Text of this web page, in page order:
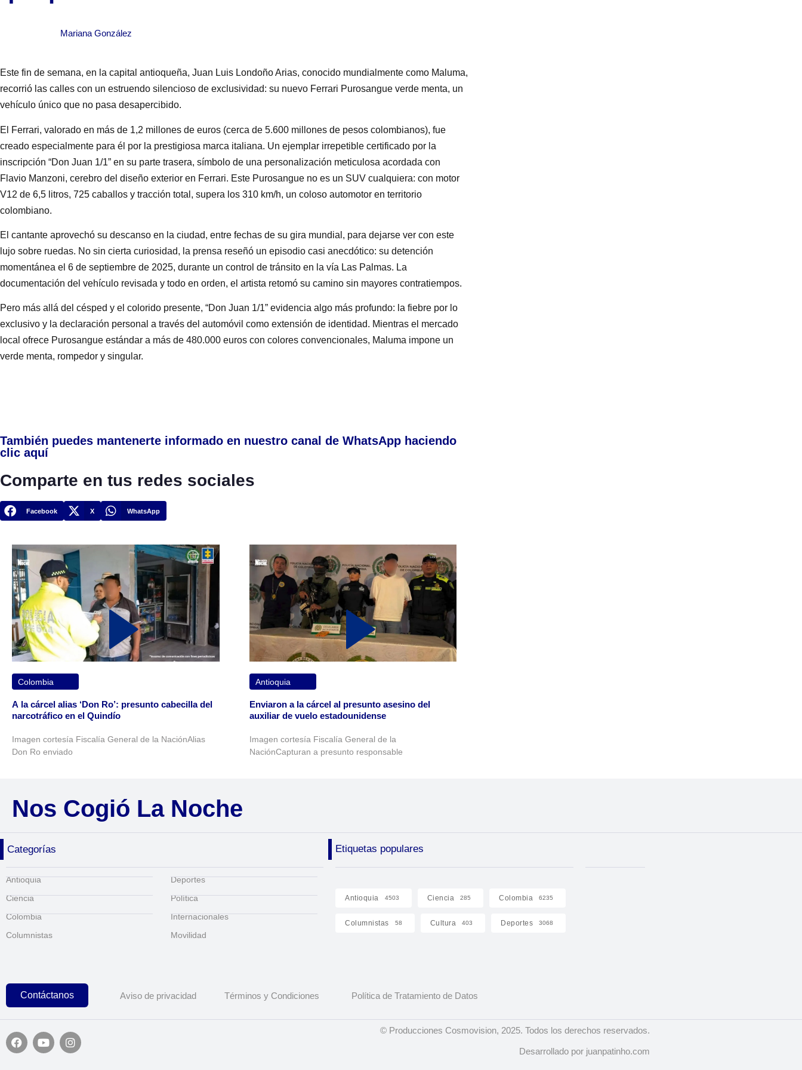
Mariana González
Este fin de semana, en la capital antioqueña, Juan Luis Londoño Arias, conocido mundialmente como Maluma,
recorrió las calles con un estruendo silencioso de exclusividad: su nuevo Ferrari Purosangue verde menta, un
vehículo único que no pasa desapercibido.
El Ferrari, valorado en más de 1,2 millones de euros (cerca de 5.600 millones de pesos colombianos), fue
creado especialmente para él por la prestigiosa marca italiana. Un ejemplar irrepetible certificado por la
inscripción “Don Juan 1/1” en su parte trasera, símbolo de una personalización meticulosa acordada con
Flavio Manzoni, cerebro del diseño exterior en Ferrari. Este Purosangue no es un SUV cualquiera: con motor
V12 de 6,5 litros, 725 caballos y tracción total, supera los 310 km/h, un coloso automotor en territorio
colombiano.
El cantante aprovechó su descanso en la ciudad, entre fechas de su gira mundial, para dejarse ver con este
lujo sobre ruedas. No sin cierta curiosidad, la prensa reseñó un episodio casi anecdótico: su detención
momentánea el 6 de septiembre de 2025, durante un control de tránsito en la vía Las Palmas. La
documentación del vehículo revisada y todo en orden, el artista retomó su camino sin mayores contratiempos.
Pero más allá del césped y el colorido presente, “Don Juan 1/1” evidencia algo más profundo: la fiebre por lo
exclusivo y la declaración personal a través del automóvil como extensión de identidad. Mientras el mercado
local ofrece Purosangue estándar a más de 480.000 euros con colores convencionales, Maluma impone un
verde menta, rompedor y singular.
También puedes mantenerte informado en nuestro canal de WhatsApp haciendo
clic aquí
Comparte en tus redes sociales
Facebook X WhatsApp
Colombia
A la cárcel alias ‘Don Ro’: presunto cabecilla del
narcotráfico en el Quindío
Imagen cortesía Fiscalía General de la NaciónAlias
Don Ro enviado
Antioquia
Enviaron a la cárcel al presunto asesino del
auxiliar de vuelo estadounidense
Imagen cortesía Fiscalía General de la
NaciónCapturan a presunto responsable
Nos Cogió La Noche
Categorías Etiquetas populares
Antioquia
Ciencia
Colombia
Columnistas
Deportes
Política
Internacionales
Movilidad
Antioquia 4503 Ciencia 285 Colombia 6235
Columnistas 58 Cultura 403 Deportes 3068
Contáctanos Aviso de privacidad Términos y Condiciones Política de Tratamiento de Datos
© Producciones Cosmovision, 2025. Todos los derechos reservados.
Desarrollado por juanpatinho.com